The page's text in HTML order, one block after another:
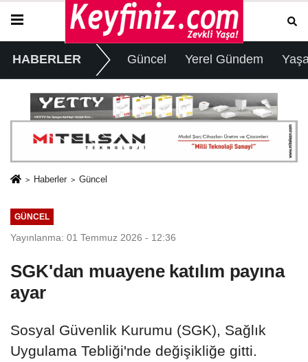
HABERLER Güncel Yerel Gündem
Haberler Güncel
GÜNCEL
Yayınlanma: 01 Temmuz 2026 - 12:36
SGK'dan muayene katılım payına
ayar
Sosyal Güvenlik Kurumu (SGK), Sağlık
Uygulama Tebliği'nde değişikliğe gitti.